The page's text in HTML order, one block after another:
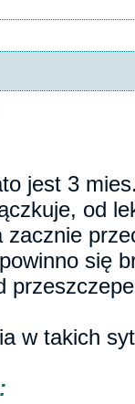
jest 3
od
się
w takich